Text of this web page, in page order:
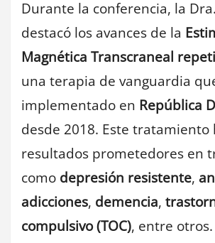
Durante la conferencia, la
destacó los avances de la
Magnética Transcraneal
una terapia de vanguardia
implementado en República
desde 2018. Este
resultados prometedores en
como depresión resistente,
adicciones, demencia,
compulsivo (TOC), entre otros.